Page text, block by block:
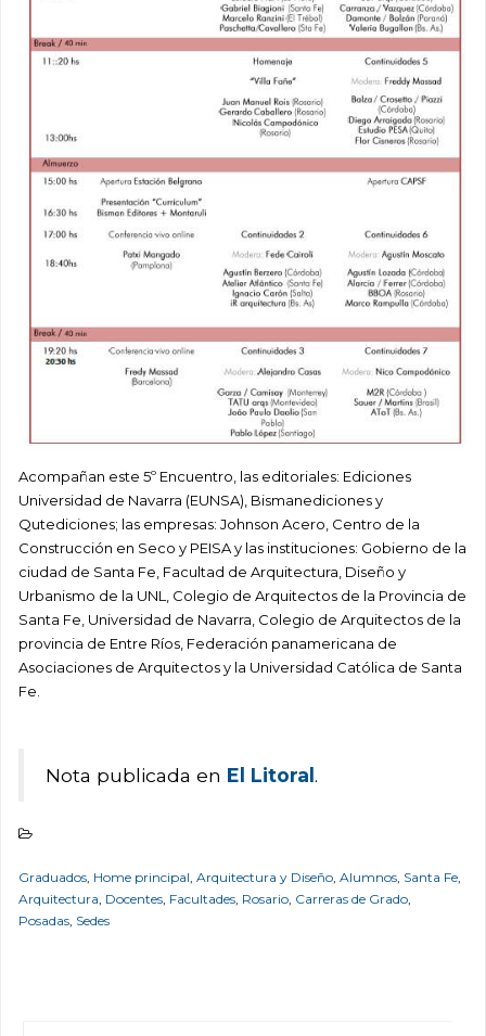
Acompañan este 5º Encuentro, las editoriales: Ediciones
Universidad de Navarra (EUNSA), Bismanediciones y
Qutediciones; las empresas: Johnson Acero, Centro de la
Construcción en Seco y PEISA y las instituciones: Gobierno de la
ciudad de Santa Fe, Facultad de Arquitectura, Diseño y
Urbanismo de la UNL, Colegio de Arquitectos de la Provincia de
Santa Fe, Universidad de Navarra, Colegio de Arquitectos de la
provincia de Entre Ríos, Federación panamericana de
Asociaciones de Arquitectos y la Universidad Católica de Santa
Fe.
Nota publicada en El Litoral .
Graduados, Home principal, Arquitectura y Diseño, Alumnos, Santa Fe,
Arquitectura, Docentes, Facultades, Rosario, Carreras de Grado,
Posadas, Sedes